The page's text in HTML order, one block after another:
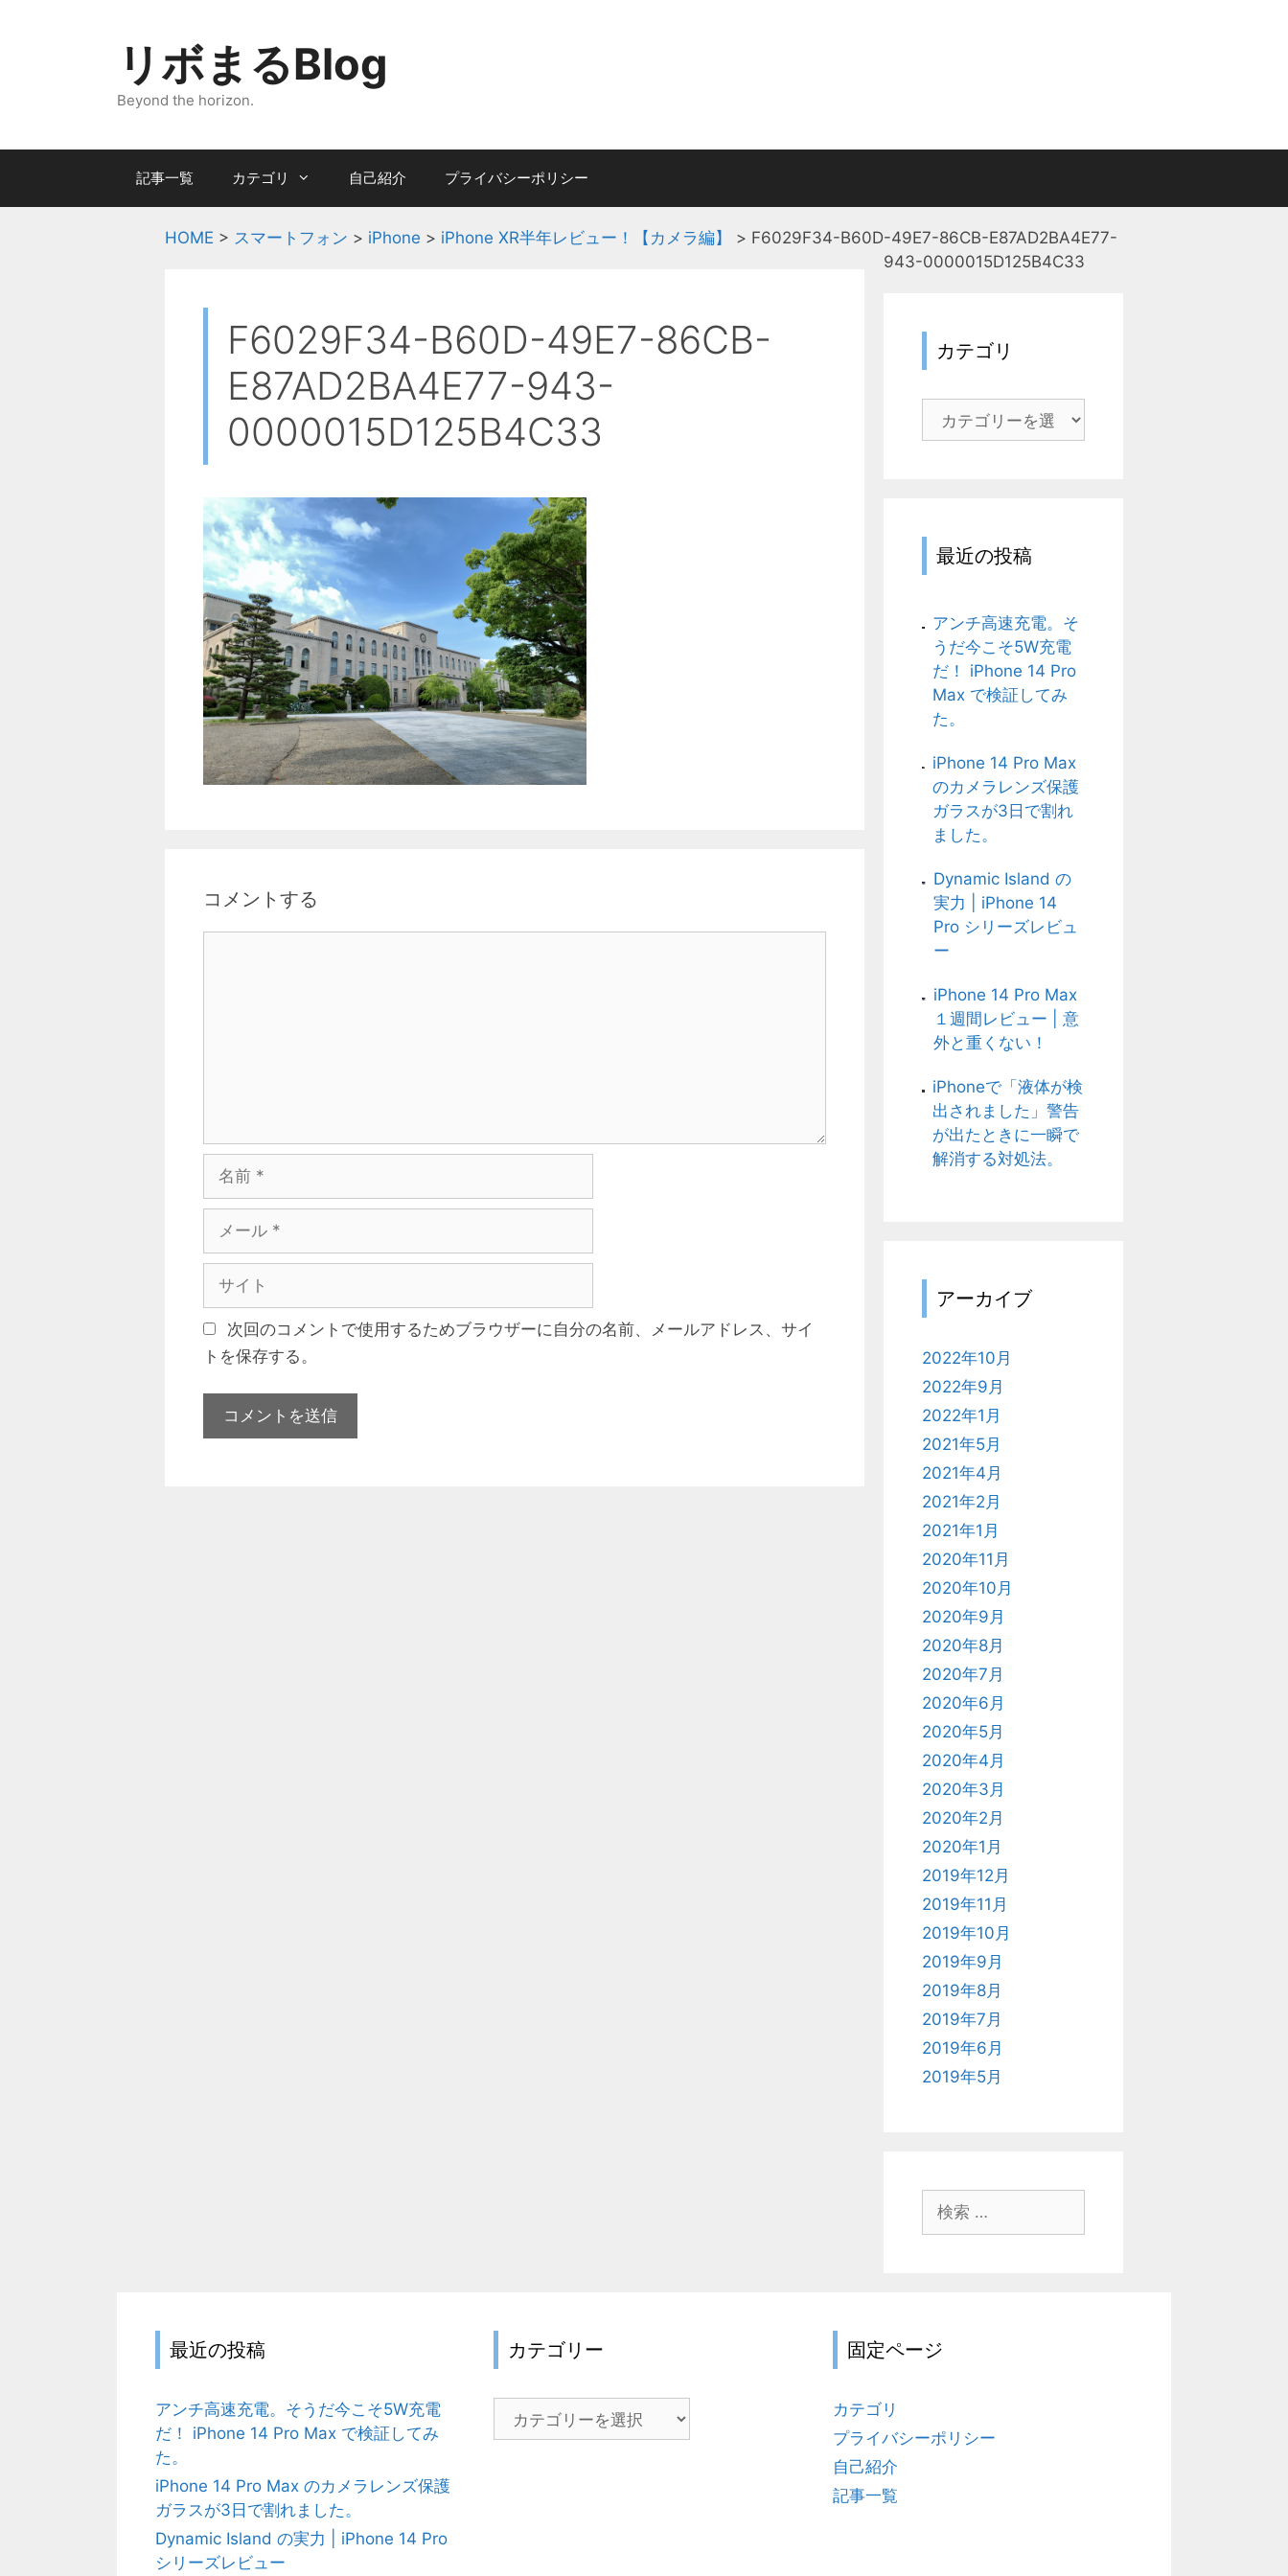
ス
ッ
リボまるBlog
Beyond the horizon.
記事一覧 カテゴリ 自己紹介 プライバシーポリシー
HOME > スマートフォン > iPhone > iPhone XR半年レビュー！【カメラ編】 > F6029F34-B60D-49E7-86CB-E87AD2BA4E77-
943-0000015D125B4C33
F6029F34-B60D-49E7-86CB-
E87AD2BA4E77-943-
0000015D125B4C33
コメントする
ル
ト
次回のコメントで使用するためブラウザーに自分の名前、メールアドレス、サイ
トを保存する。
カテゴリ
最近の投稿
アンチ高速充電。そ
うだ今こそ5W充電
だ！ iPhone 14 Pro
Max で検証してみ
た。
iPhone 14 Pro Max
のカメラレンズ保護
ガラスが3日で割れ
ました。
Dynamic Island の
実力 | iPhone 14
Pro シリーズレビュ
ー
iPhone 14 Pro Max
１週間レビュー | 意
外と重くない！
iPhoneで「液体が検
出されました」警告
が出たときに一瞬で
解消する対処法。
アーカイブ
2022年10月
2022年9月
2022年1月
2021年5月
2021年4月
2021年2月
2021年1月
2020年11月
2020年10月
2020年9月
2020年8月
2020年7月
2020年6月
2020年5月
2020年4月
2020年3月
2020年2月
2020年1月
2019年12月
2019年11月
2019年10月
2019年9月
2019年8月
2019年7月
2019年6月
2019年5月
最近の投稿
アンチ高速充電。そうだ今こそ5W充電
だ！ iPhone 14 Pro Max で検証してみ
た。
iPhone 14 Pro Max のカメラレンズ保護
ガラスが3日で割れました。
Dynamic Island の実力 | iPhone 14 Pro
シリーズレビュー
カテゴリー 固定ページ
カテゴリ
プライバシーポリシー
自己紹介
記事一覧